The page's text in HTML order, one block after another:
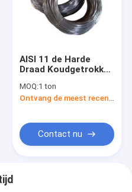
AISI 11 de Harde
Draad Koudgetrokken
het Maatroestvrije
staal
MOQ:1 ton
Contact nu